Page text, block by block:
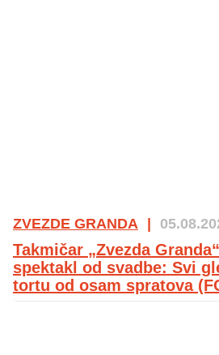
ZVEZDE GRANDA
Takmičar „Zvezda
spektakl od svadbe: Svi
tortu od osam spratova